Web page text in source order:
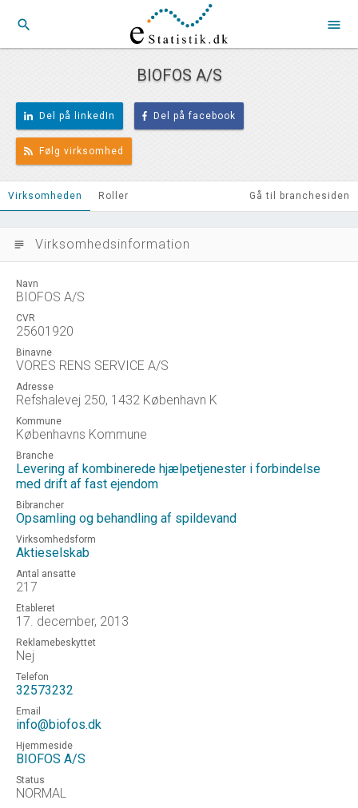
search menu
BIOFOS A/S
Del på linkedIn Del på facebook
Følg virksomhed
Virksomheden Roller Gå til branchesiden
subject Virksomhedsinformation
Navn
BIOFOS A/S
CVR
25601920
Binavne
VORES RENS SERVICE A/S
Adresse
Refshalevej 250, 1432 København K
Kommune
Københavns Kommune
Branche
Levering af kombinerede hjælpetjenester i forbindelse
med drift af fast ejendom
Bibrancher
Opsamling og behandling af spildevand
Virksomhedsform
Aktieselskab
Antal ansatte
217
Etableret
17. december, 2013
Reklamebeskyttet
Nej
Telefon
32573232
Email
info@biofos.dk
Hjemmeside
BIOFOS A/S
Status
NORMAL